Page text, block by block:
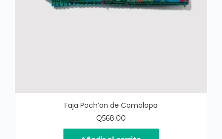
Faja Poch’on de Comalapa
Q568.00